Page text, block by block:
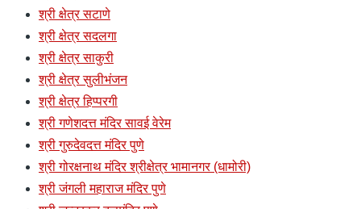
श्री क्षेत्र सटाणे
श्री क्षेत्र सदलगा
श्री क्षेत्र साकुरी
श्री क्षेत्र सुलीभंजन
श्री क्षेत्र हिप्परगी
श्री गणेशदत्त मंदिर सावई वेरेम
श्री गुरुदेवदत्त मंदिर पुणे
श्री गोरक्षनाथ मंदिर श्रीक्षेत्र भामानगर (धामोरी)
श्री जंगली महाराज मंदिर पुणे